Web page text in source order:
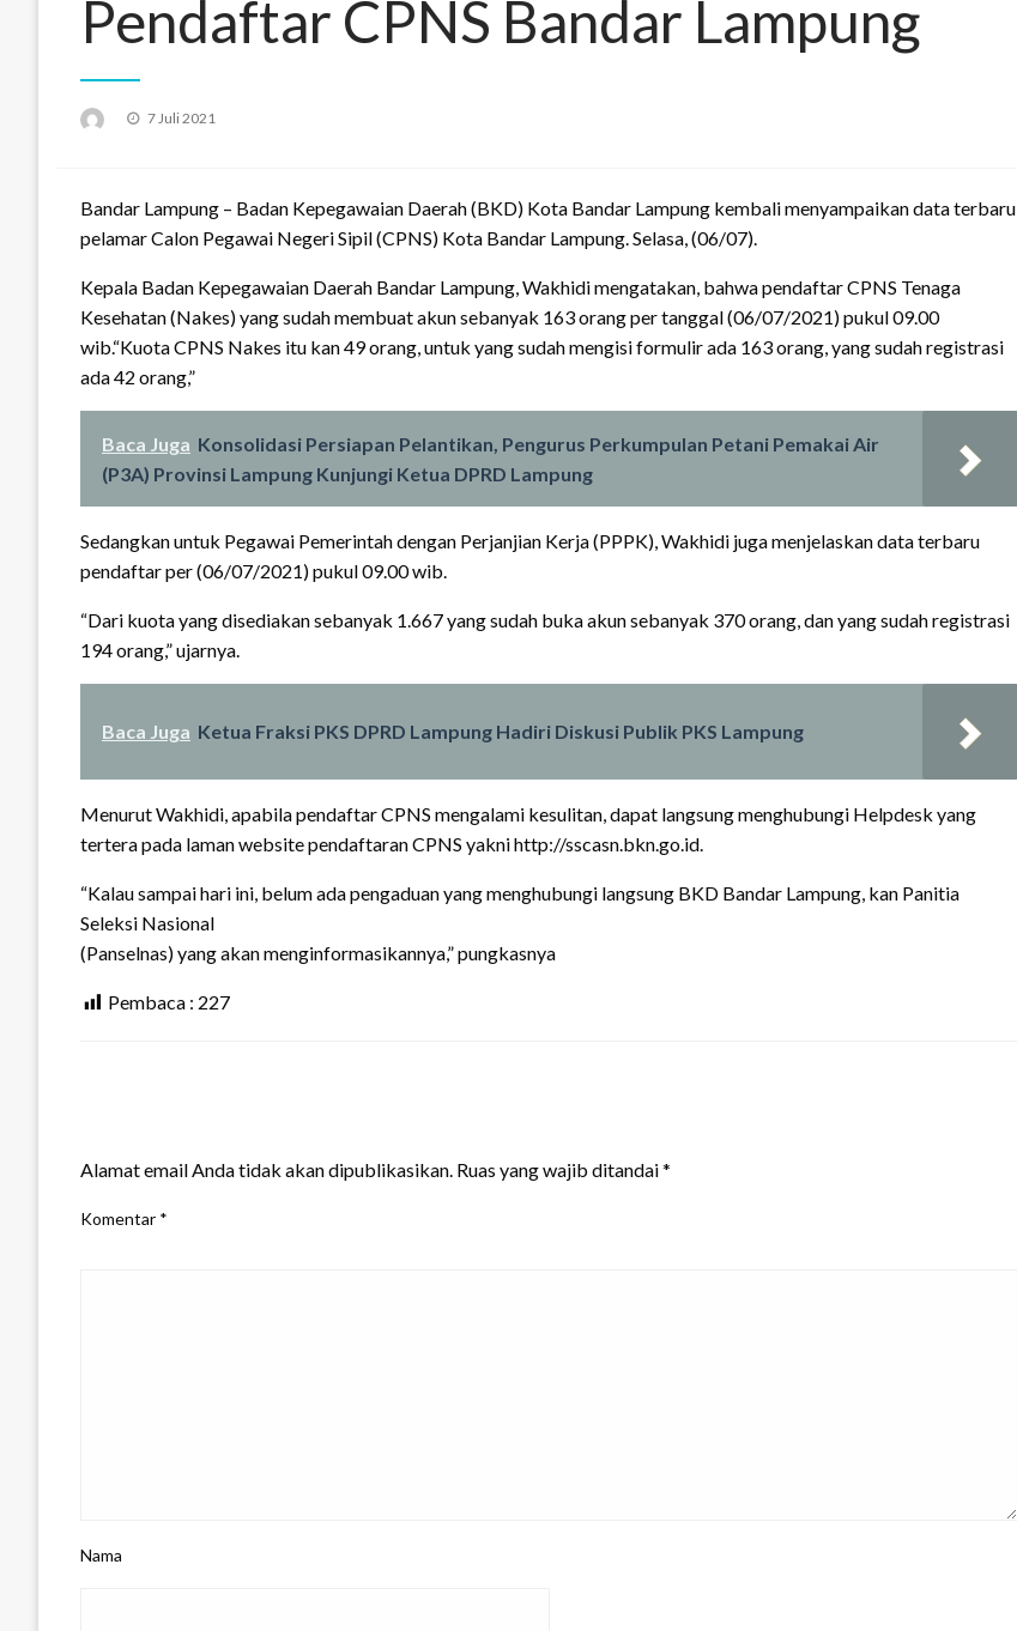
Pendaftar CPNS Bandar Lampung
Posted
7 Juli 2021
Bandar Lampung – Badan Kepegawaian Daerah (BKD) Kota Bandar Lampung kembali menyampaikan data terbaru
pelamar Calon Pegawai Negeri Sipil (CPNS) Kota Bandar Lampung. Selasa, (06/07).
Kepala Badan Kepegawaian Daerah Bandar Lampung, Wakhidi mengatakan, bahwa pendaftar CPNS Tenaga
Kesehatan (Nakes) yang sudah membuat akun sebanyak 163 orang per tanggal (06/07/2021) pukul 09.00
wib.“Kuota CPNS Nakes itu kan 49 orang, untuk yang sudah mengisi formulir ada 163 orang, yang sudah registrasi
ada 42 orang,”
Baca Juga Konsolidasi Persiapan Pelantikan, Pengurus Perkumpulan Petani Pemakai Air
(P3A) Provinsi Lampung Kunjungi Ketua DPRD Lampung
Sedangkan untuk Pegawai Pemerintah dengan Perjanjian Kerja (PPPK), Wakhidi juga menjelaskan data terbaru
pendaftar per (06/07/2021) pukul 09.00 wib.
“Dari kuota yang disediakan sebanyak 1.667 yang sudah buka akun sebanyak 370 orang, dan yang sudah registrasi
194 orang,” ujarnya.
Baca Juga Ketua Fraksi PKS DPRD Lampung Hadiri Diskusi Publik PKS Lampung
Menurut Wakhidi, apabila pendaftar CPNS mengalami kesulitan, dapat langsung menghubungi Helpdesk yang
tertera pada laman website pendaftaran CPNS yakni http://sscasn.bkn.go.id.
“Kalau sampai hari ini, belum ada pengaduan yang menghubungi langsung BKD Bandar Lampung, kan Panitia
Seleksi Nasional
(Panselnas) yang akan menginformasikannya,” pungkasnya
Pembaca : 227
Alamat email Anda tidak akan dipublikasikan. Ruas yang wajib ditandai*
Komentar *
Nama